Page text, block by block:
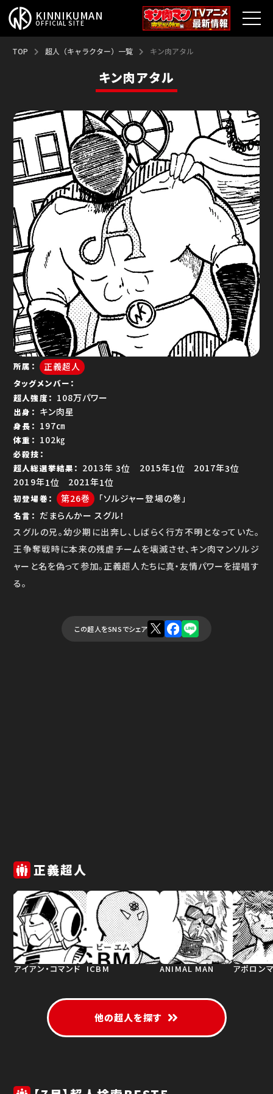
KINNIKUMAN
OFFICIAL SITE
TOP
最新情報
アニメ
コミックス
特集
超人総選挙
新超人募集
ゆで問答
TOP 超人（キャラクター）一覧 キン肉アタル
キン肉アタル
所属 正義超人
タッグメンバー
超人強度
108万パワー
出身 キン肉星
身長 197㎝
体重 102㎏
必殺技
超人総選挙結果
3位 1位
3位
1位
1位
初登場巻 26 「ソルジャー登場の巻」
名言
だまらんかー スグル！
スグルの兄。幼少期に出奔し、しばらく行方不明となっていた。
王争奪戦時に本来の残虐チームを壊滅させ、キン肉マンソルジ
ャーと名を偽って参加。正義超人たちに真・友情パワーを提唱す
る。
この超人をSNSでシェア
正義超人
アイアン・コマンド ICBM ANIMAL MAN アポロン
他の超人を探す